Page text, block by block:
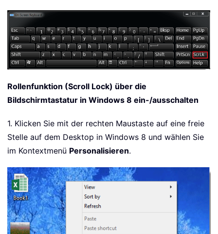
Rollenfunktion (Scroll Lock) über die
Bildschirmtastatur in Windows 8 ein-/ausschalten
1. Klicken Sie mit der rechten Maustaste auf eine freie
Stelle auf dem Desktop in Windows 8 und wählen Sie
im Kontextmenü Personalisieren.